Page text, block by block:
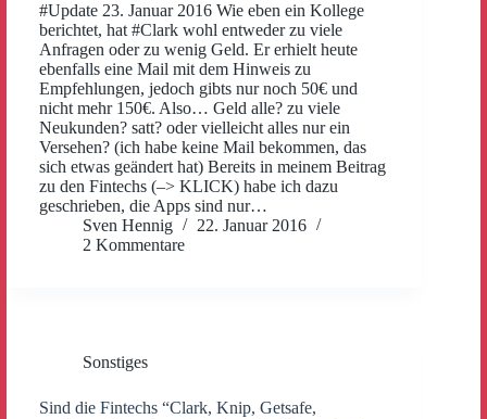
#Update 23. Januar 2016 Wie eben ein Kollege
berichtet, hat #Clark wohl entweder zu viele
Anfragen oder zu wenig Geld. Er erhielt heute
ebenfalls eine Mail mit dem Hinweis zu
Empfehlungen, jedoch gibts nur noch 50€ und
nicht mehr 150€. Also… Geld alle? zu viele
Neukunden? satt? oder vielleicht alles nur ein
Versehen? (ich habe keine Mail bekommen, das
sich etwas geändert hat) Bereits in meinem Beitrag
zu den Fintechs (–> KLICK) habe ich dazu
geschrieben, die Apps sind nur…
Sven Hennig
22. Januar 2016
2 Kommentare
Sonstiges
Sind die Fintechs “Clark, Knip, Getsafe,